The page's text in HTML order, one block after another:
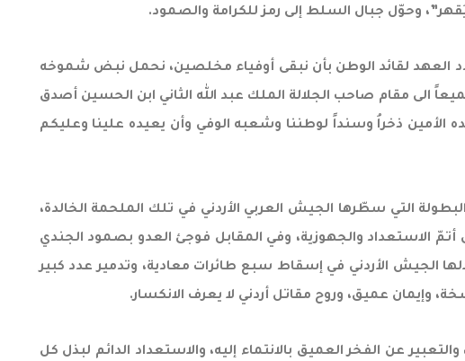
وحوّل جبال السلط إلى رمز للكرامة والصمود.
العهد لقائد الوطن بأن نبقى أوفياء مخلصين، نحمل نبض شموخه
الى مقام صاحب الجلالة الملك عبد الله الثاني ابن الحسين أصدق
الأمين ذخراُ وسنداً لوطننا وشعبه الوفي وأن يعيده علينا وعليكم
التي سطّرها الجيش العربي الأردني في تلك الملحمة الخالدة،
الاستعداد والجهوزية، وفي المقابل فوجئ العدو بصمود الجندي
والدروع، ونجح خلالها الجيش الأردني في إسقاط سبع طائرات معادية، وتدمير عدد كبير
وإيمان عميق، وروح مقاتل أردني لا يعرف الانكسار.
عن الفخر العميق بالانتماء إليه، والاستعداد الدائم لبذل كل